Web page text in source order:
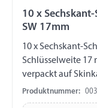
10 x
SW 17mm
10 x Sechskant-Schutzkappe
Schlüsselweite 17
verpackt auf
Produktnummer: